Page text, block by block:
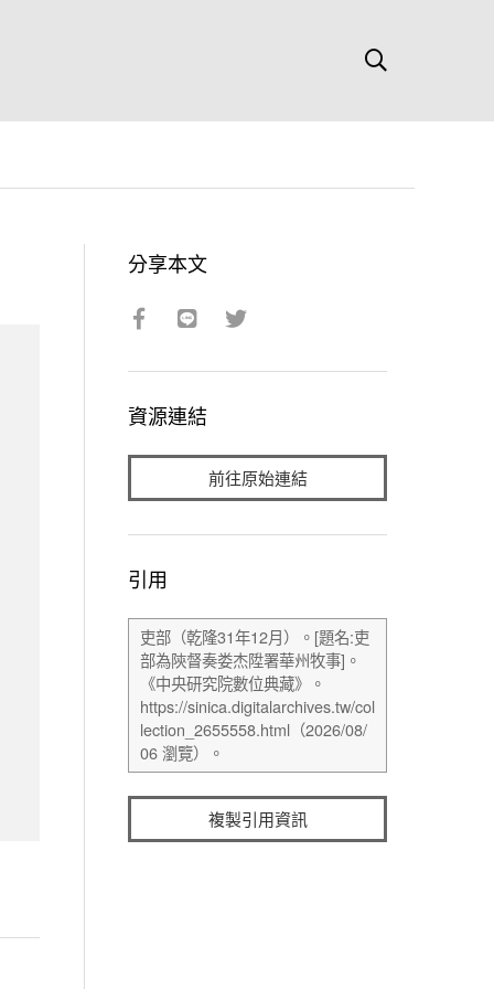
分享本文
資源連結
前往原始連結
引用
複製引用資訊